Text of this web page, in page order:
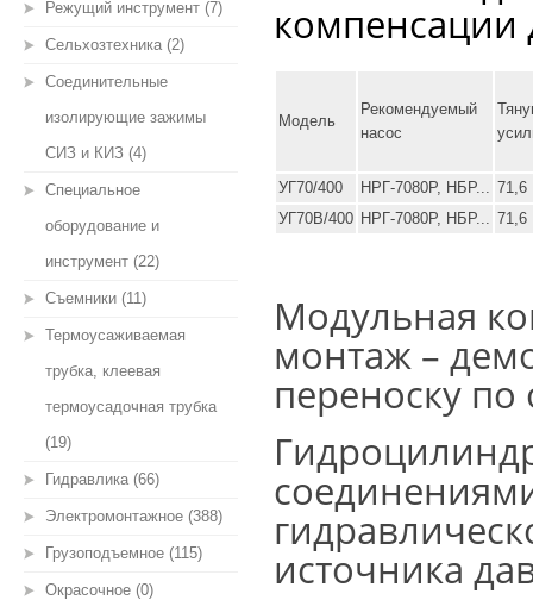
Режущий инструмент (7)
Сельхозтехника (2)
Соединительные
изолирующие зажимы
СИЗ и КИЗ (4)
Специальное
оборудование и
инструмент (22)
Съемники (11)
Термоусаживаемая
трубка, клеевая
термоусадочная трубка
(19)
Гидравлика (66)
Электромонтажное (388)
Грузоподъемное (115)
Окрасочное (0)
компенсации
Модель
Рекомен­ду­емый
насос
УГ70/400 НРГ-7080Р, НБР... 71,6
УГ70В/400 НРГ-7080Р, НБР... 71,6
Модульная
монтаж –
переноску
источника